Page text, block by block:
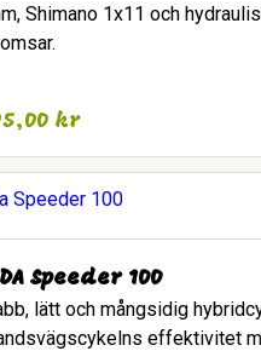
Shimano 1x11 och
kr
Speeder 100
lätt och mångsidig
effektivitet